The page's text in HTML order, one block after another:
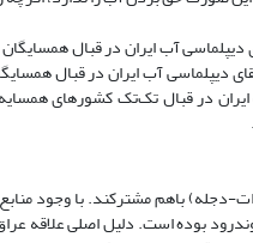
آب ایران در قبال
دیپلماسی آب ایران در قبال
در قبال تک‌تک کشورهای
دجله) باهم مشترکند. با وجود
بوده است. دلیل اصلی علاقه